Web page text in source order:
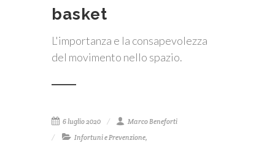
basket
L'importanza e la consapevolezza
del movimento nello spazio.
6 luglio 2020
Marco Beneforti
Infortuni e Prevenzione,